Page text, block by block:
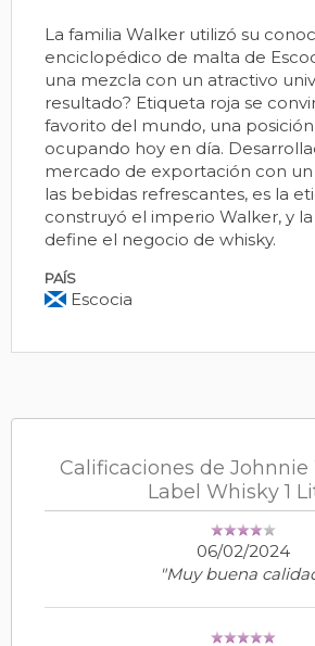
La familia Walker utilizó su
enciclopédico de malta de
una mezcla con un atractivo
resultado? Etiqueta roja se
favorito del mundo, una
ocupando hoy en día.
mercado de exportación con
las bebidas refrescantes, es la
construyó el imperio Walker, y
define el negocio de whisky.
PAÍS
Escocia
Calificaciones de Johnnie
Label Whisky 1
06/02/2024
"Muy buena